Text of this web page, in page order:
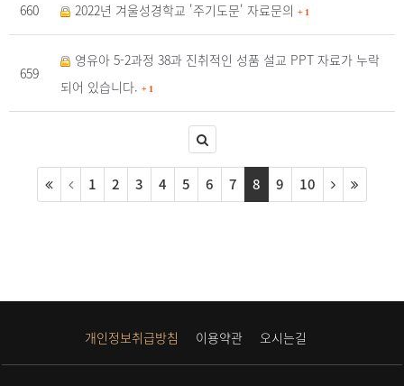
660 2022년 겨울성경학교 '주기도문' 자료문의 + 1
659
영유아 5-2과정 38과 진취적인 성품 설교 PPT 자료가 누락
되어 있습니다. + 1
1 2 3 4 5 6 7 8 9 10
개인정보취급방침 이용약관 오시는길